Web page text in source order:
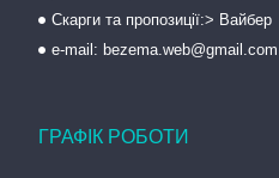
Скарги та пропозиції:> Вайбер
e-mail: bezema.web@gmail.com
ГРАФІК РОБОТИ